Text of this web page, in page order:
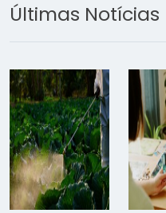
Últimas Notícias